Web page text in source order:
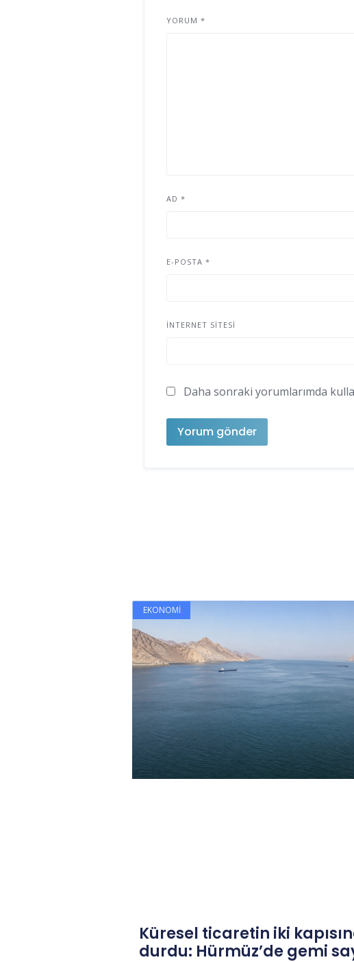
YORUM *
AD *
E-POSTA *
İNTERNET SITESI
Daha sonraki yorumlarımda
EKONOMI
Küresel ticaretin iki
durdu: Hürmüz’de gemi